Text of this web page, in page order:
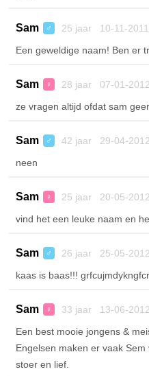
Sam ♂ 25 jaar 10-11-2011
Een geweldige naam! Ben er
Sam ♀ 28 jaar 07-01-2012
ze vragen altijd ofdat sam
Sam ♂ 42 jaar 29-04-2012
neen
Sam ♀ 25 jaar 20-05-2012
vind het een leuke naam en
Sam ♂ 26 jaar 25-05-2012
kaas is baas!!!
Sam ♀ 33 jaar 13-06-2012
Een best mooie jongens &
Engelsen maken er vaak
stoer en lief.